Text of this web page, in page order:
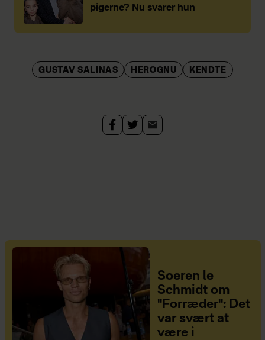
pigerne? Nu svarer hun
GUSTAV SALINAS HEROGNU KENDTE
Soeren le
Schmidt om
"Forræder": Det
var svært at
være i